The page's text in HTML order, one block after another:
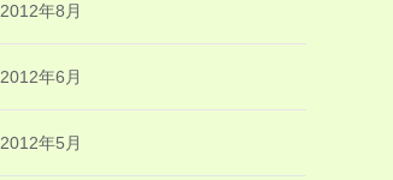
2012年8月
2012年6月
2012年5月